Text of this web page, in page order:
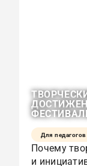
Для педагогов
Почему
и